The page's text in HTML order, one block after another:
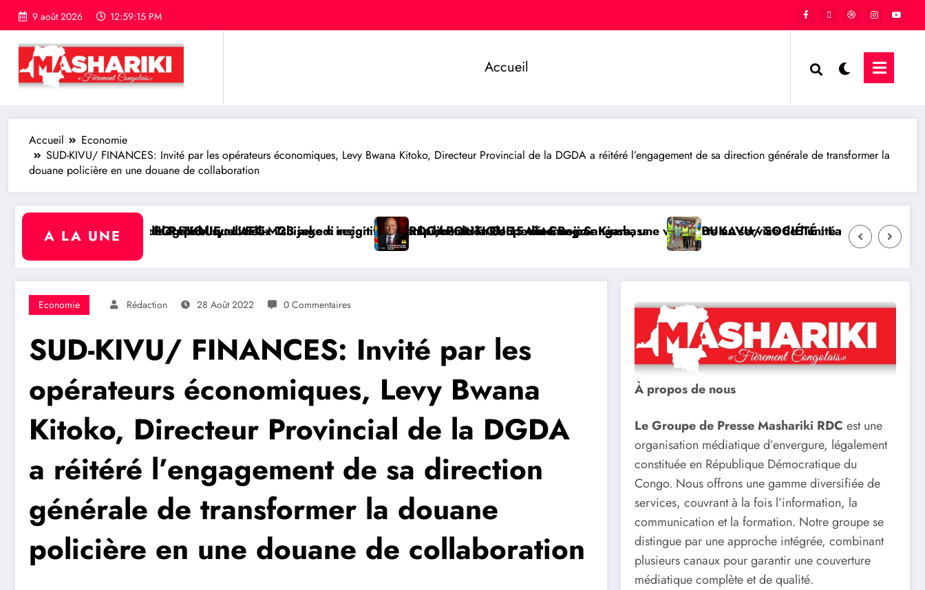
9 août 2026 12:59:16 PM
Accueil
Accueil
Economie
SUD-KIVU/ FINANCES: Invité par les opérateurs économiques, Levy Bwana Kitoko, Directeur Provincial de la DGDA a réitéré l’engagement de sa direction générale de transformer la
douane policière en une douane de collaboration
A LA UNE
Tshisekedi reçoit les champions de la Coupe du Congo
M23 juge « insignifiante » la libération de 15 détenus par Kinshasa
RDC/ POLITIQUE : Aimé Boji Sangara, une voix forte au service de l’unité et de la République
BUKAVU/ SOCIÉTÉ : Lancement des travaux d’aménagement de la voirie sur
QATAR/ POLITIQUE :
Economie Rédaction 28 Août 2022 0 Commentaires
SUD-KIVU/ FINANCES: Invité par les
opérateurs économiques, Levy Bwana
Kitoko, Directeur Provincial de la DGDA
a réitéré l’engagement de sa direction
générale de transformer la douane
policière en une douane de collaboration
À propos de nous
Le Groupe de Presse Mashariki RDC est une
organisation médiatique d’envergure, légalement
constituée en République Démocratique du
Congo. Nous offrons une gamme diversifiée de
services, couvrant à la fois l’information, la
communication et la formation. Notre groupe se
distingue par une approche intégrée, combinant
plusieurs canaux pour garantir une couverture
médiatique complète et de qualité.